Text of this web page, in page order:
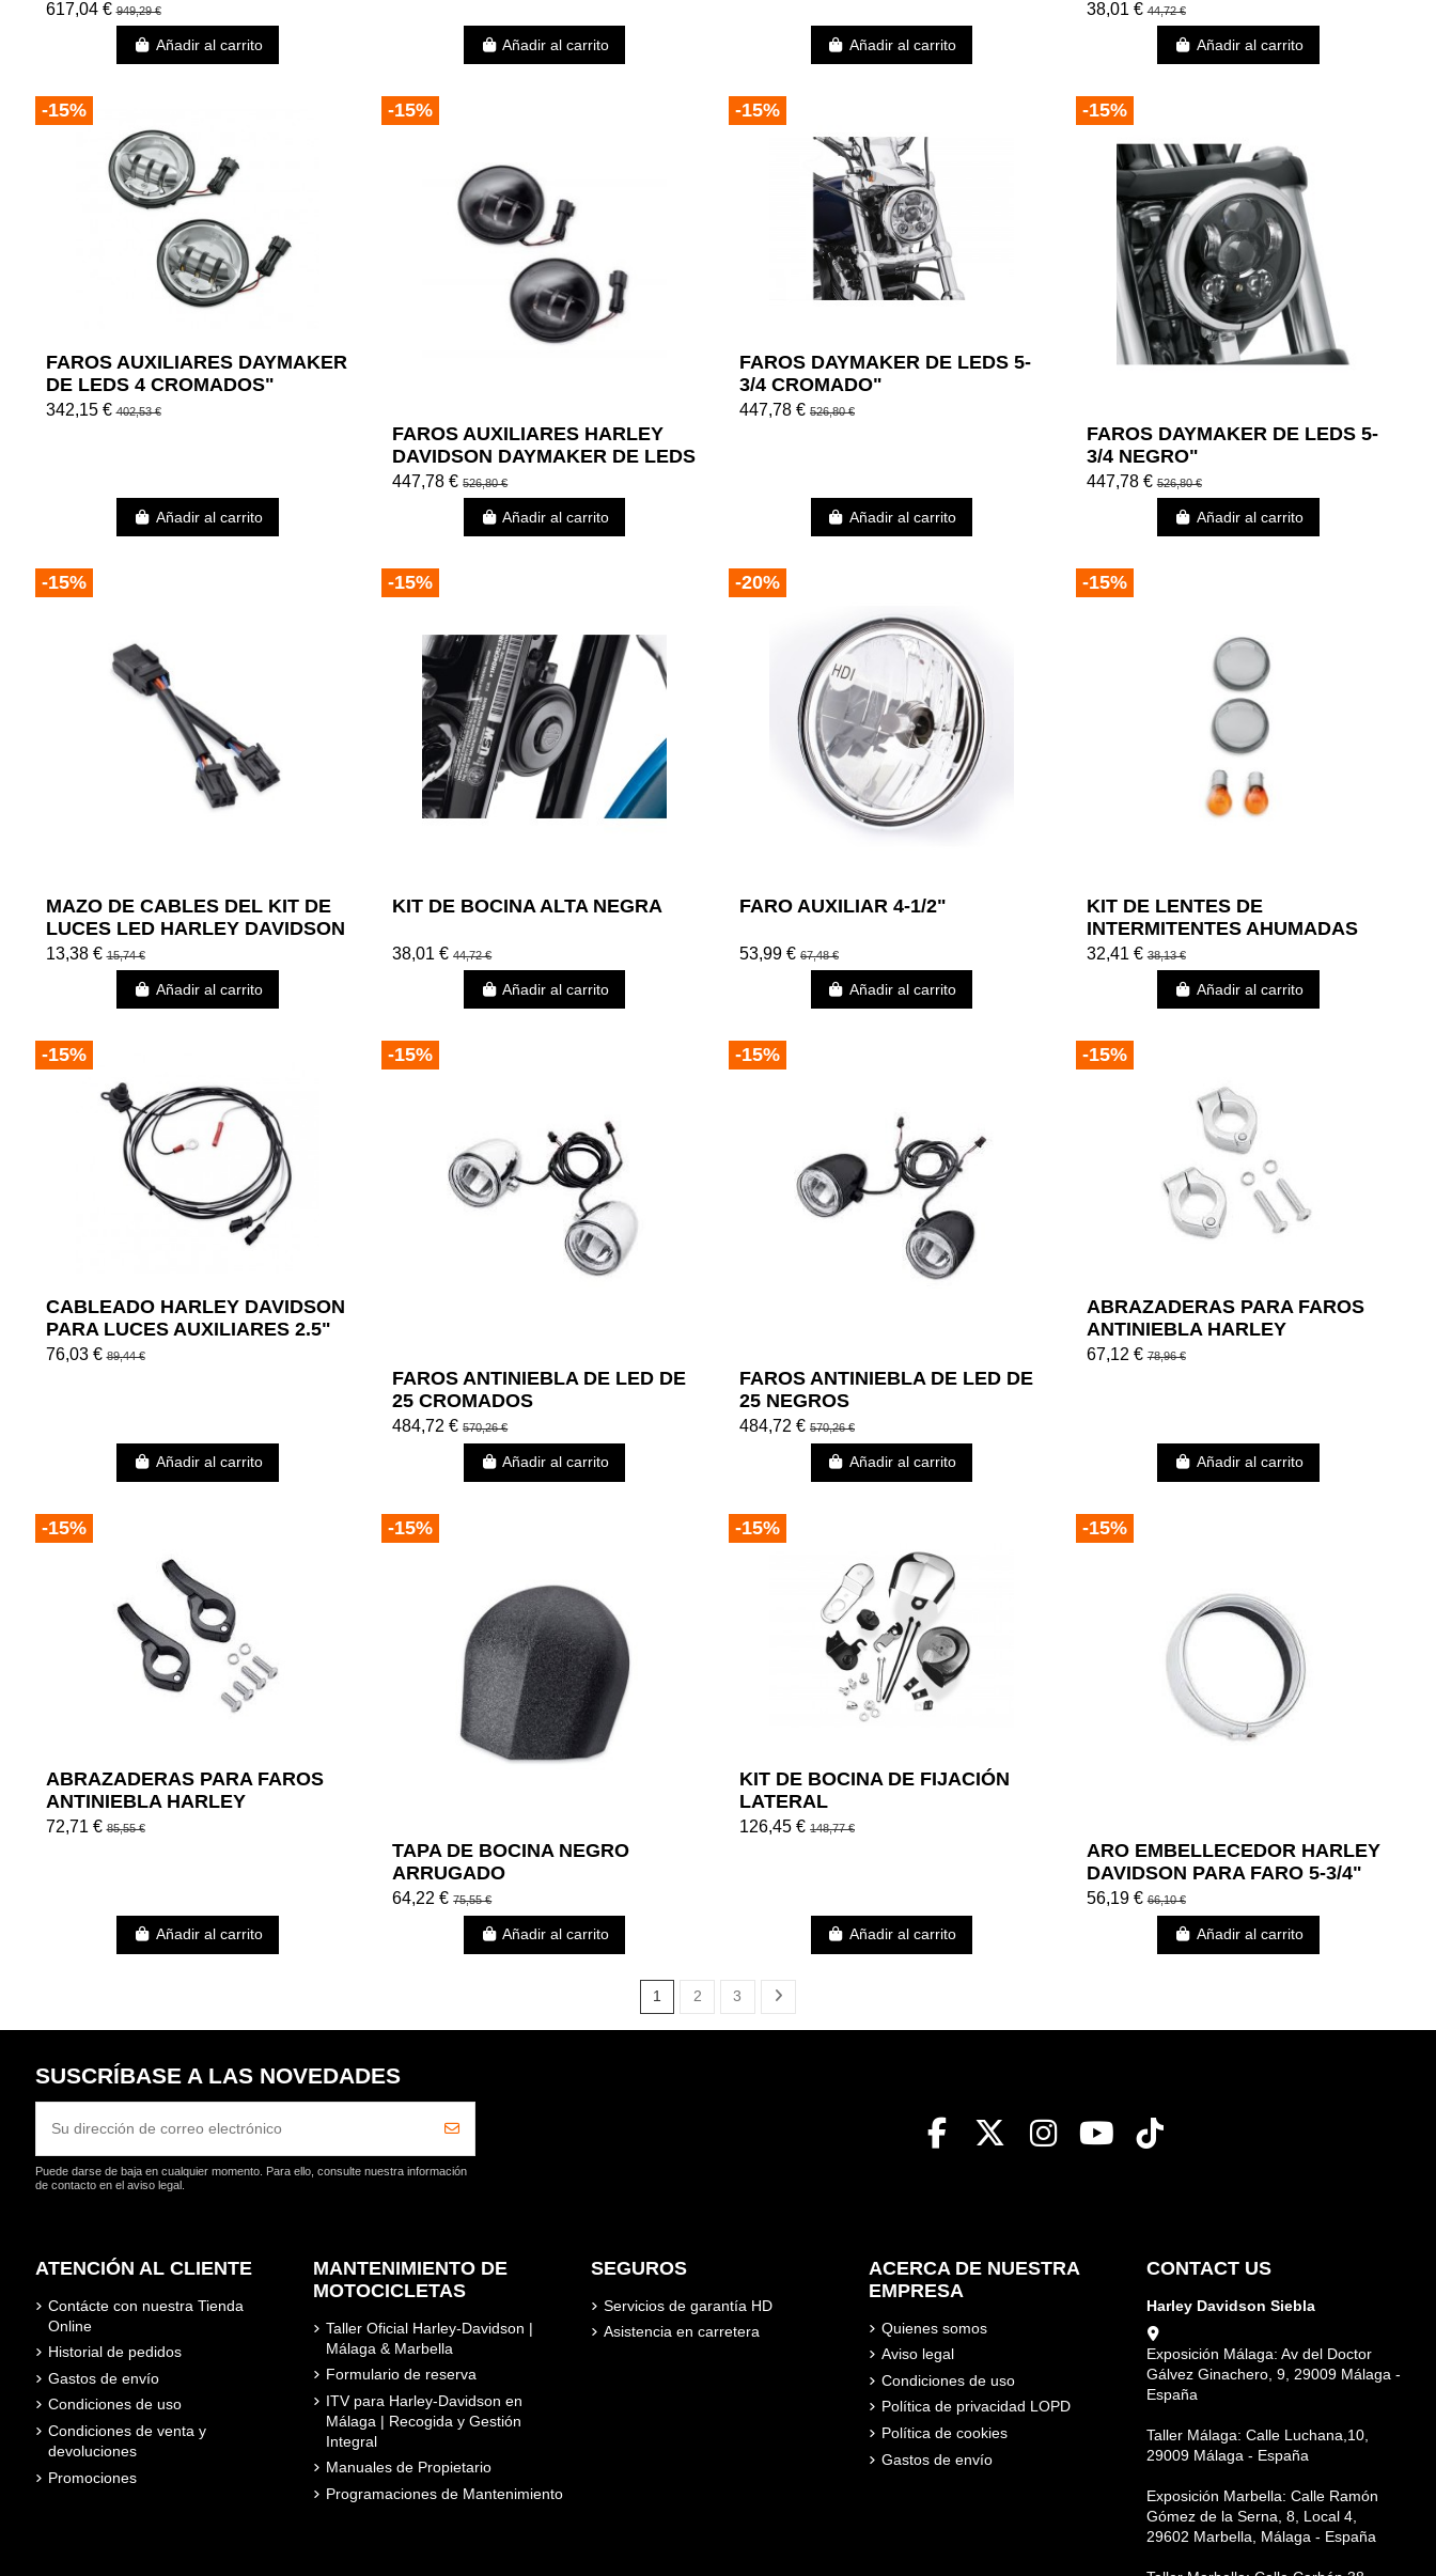
617,04 €949,29 €
Añadir al carrito Añadir al carrito Añadir al carrito
38,01 €44,72 €
Añadir al carrito
-15%
FAROS AUXILIARES DAYMAKER
DE LEDS 4 CROMADOS"
342,15 €402,53 €
Añadir al carrito
-15%
FAROS AUXILIARES HARLEY
DAVIDSON DAYMAKER DE LEDS
4 NEGROS"
447,78 €526,80 €
Añadir al carrito
-15%
FAROS DAYMAKER DE LEDS 5-
3/4 CROMADO"
447,78 € 526,80 €
Añadir al carrito
-15%
FAROS DAYMAKER DE LEDS 5-
3/4 NEGRO"
447,78 €526,80 €
Añadir al carrito
-15%
MAZO DE CABLES DEL KIT DE
LUCES LED HARLEY DAVIDSON
13,38 €15,74 €
Añadir al carrito
-15%
KIT DE BOCINA ALTA NEGRA
38,01 €44,72 €
Añadir al carrito
-20%
FARO AUXILIAR 4-1/2"
53,99 € 67,48 €
Añadir al carrito
-15%
KIT DE LENTES DE
INTERMITENTES AHUMADAS
32,41 €38,13 €
Añadir al carrito
-15%
CABLEADO HARLEY DAVIDSON
PARA LUCES AUXILIARES 2.5"
(SOFTAIL Y DYNA)
76,03 €89,44 €
Añadir al carrito
-15%
FAROS ANTINIEBLA DE LED DE
25 CROMADOS
484,72 €570,26 €
Añadir al carrito
-15%
FAROS ANTINIEBLA DE LED DE
25 NEGROS
484,72 € 570,26 €
Añadir al carrito
-15%
ABRAZADERAS PARA FAROS
ANTINIEBLA HARLEY
DAVIDSON DE 2.5 EN
67,12 €78,96 €
Añadir al carrito
-15%
ABRAZADERAS PARA FAROS
ANTINIEBLA HARLEY
DAVIDSON DE 2.5 EN
72,71 €85,55 €
Añadir al carrito
-15%
TAPA DE BOCINA NEGRO
ARRUGADO
64,22 €75,55 €
Añadir al carrito
-15%
KIT DE BOCINA DE FIJACIÓN
LATERAL
126,45 € 148,77 €
Añadir al carrito
-15%
ARO EMBELLECEDOR HARLEY
DAVIDSON PARA FARO 5-3/4"
56,19 €66,10 €
Añadir al carrito
1 2 3
SUSCRÍBASE A LAS NOVEDADES
Puede darse de baja en cualquier momento. Para ello, consulte nuestra información
de contacto en el aviso legal.
ATENCIÓN AL CLIENTE
Contácte con nuestra Tienda
Online
Historial de pedidos
Gastos de envío
Condiciones de uso
Condiciones de venta y
devoluciones
Promociones
MANTENIMIENTO DE
MOTOCICLETAS
Taller Oficial Harley-Davidson |
Málaga & Marbella
Formulario de reserva
ITV para Harley-Davidson en
Málaga | Recogida y Gestión
Integral
Manuales de Propietario
Programaciones de Mantenimiento
SEGUROS
Servicios de garantía HD
Asistencia en carretera
ACERCA DE NUESTRA
EMPRESA
Quienes somos
Aviso legal
Condiciones de uso
Política de privacidad LOPD
Política de cookies
Gastos de envío
CONTACT US
Harley Davidson Siebla
Exposición Málaga: Av del Doctor
Gálvez Ginachero, 9, 29009 Málaga -
España
Taller Málaga: Calle Luchana,10,
29009 Málaga - España
Exposición Marbella: Calle Ramón
Gómez de la Serna, 8, Local 4,
29602 Marbella, Málaga - España